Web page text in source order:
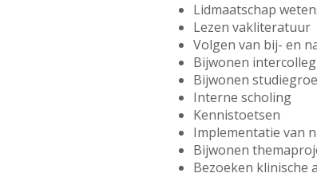
Lidmaatschap
Lezen vakliteratuur
Volgen van bij- en
Bijwonen
Bijwonen
Interne scholing
Kennistoetsen
Implementatie van
Bijwonen
Bezoeken klinische